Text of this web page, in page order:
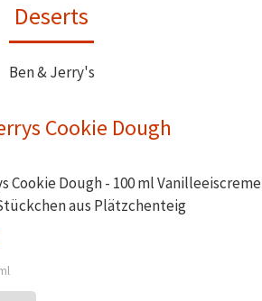
Deserts
Ben & Jerry's
Cookie Dough
Cookie Dough - 100 ml
aus Plätzchenteig